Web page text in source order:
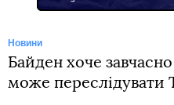
Новини
Байден хоче
може переслідувати